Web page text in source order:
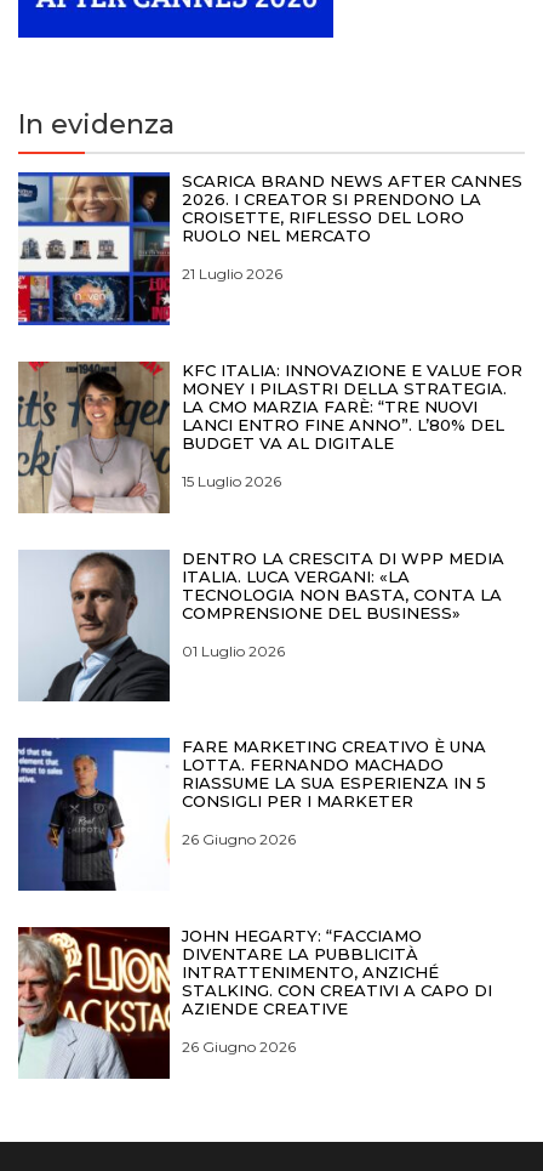
In evidenza
SCARICA BRAND NEWS AFTER CANNES
2026. I CREATOR SI PRENDONO LA
CROISETTE, RIFLESSO DEL LORO
RUOLO NEL MERCATO
21 Luglio 2026
KFC ITALIA: INNOVAZIONE E VALUE FOR
MONEY I PILASTRI DELLA STRATEGIA.
LA CMO MARZIA FARÈ: “TRE NUOVI
LANCI ENTRO FINE ANNO”. L’80% DEL
BUDGET VA AL DIGITALE
15 Luglio 2026
DENTRO LA CRESCITA DI WPP MEDIA
ITALIA. LUCA VERGANI: «LA
TECNOLOGIA NON BASTA, CONTA LA
COMPRENSIONE DEL BUSINESS»
01 Luglio 2026
FARE MARKETING CREATIVO È UNA
LOTTA. FERNANDO MACHADO
RIASSUME LA SUA ESPERIENZA IN 5
CONSIGLI PER I MARKETER
26 Giugno 2026
JOHN HEGARTY: “FACCIAMO
DIVENTARE LA PUBBLICITÀ
INTRATTENIMENTO, ANZICHÉ
STALKING. CON CREATIVI A CAPO DI
AZIENDE CREATIVE
26 Giugno 2026